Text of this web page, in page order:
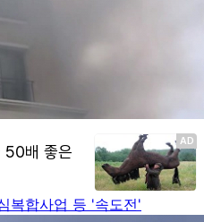
복합사업 등 '속도전'